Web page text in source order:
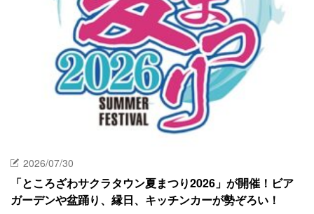
2026/07/30
「ところざわサクラタウン夏まつり2026」が開催！ビア
ガーデンや盆踊り、縁日、キッチンカーが勢ぞろい！